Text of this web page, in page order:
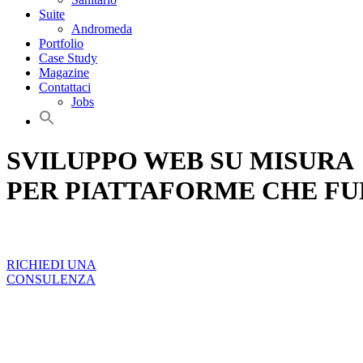
Suite
Andromeda
Portfolio
Case Study
Magazine
Contattaci
Jobs
SVILUPPO WEB SU MISURA
PER PIATTAFORME CHE
RICHIEDI UNA
CONSULENZA